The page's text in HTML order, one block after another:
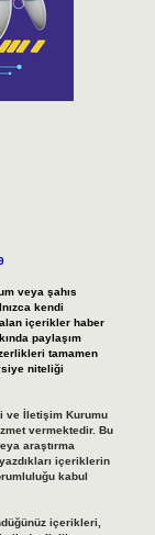
veya şahıs
kendi
alan içerikler haber
paylaşım
tamamen
niteliği
ve İletişim Kurumu
vermektedir. Bu
araştırma
içeriklerin
kabul
içerikleri,